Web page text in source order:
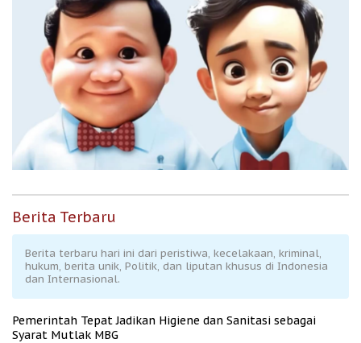
Berita Terbaru
Berita terbaru hari ini dari peristiwa, kecelakaan, kriminal,
hukum, berita unik, Politik, dan liputan khusus di Indonesia
dan Internasional.
Pemerintah Tepat Jadikan Higiene dan Sanitasi sebagai
Syarat Mutlak MBG